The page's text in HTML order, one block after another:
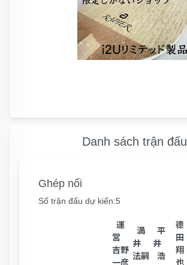
Danh sách trận đấu
Ghép nối
Số trận đấu dự kiến:5
運
営
吉野
一彦
満
井
法嗣
平
井
浩
德
田
翔
也